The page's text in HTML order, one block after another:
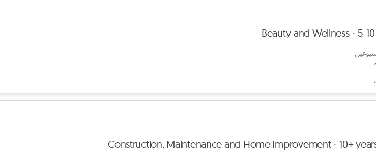
Beauty and Wellness
5-
Construction, Maintenance and Home Improvement 10+